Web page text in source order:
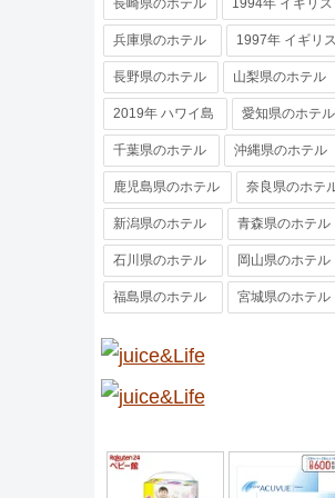
長崎県のホテル 1994年 イギリス
兵庫県のホテル 1997年 イギリス
長野県のホテル 山梨県のホテル
2019年 ハワイ島 愛知県のホテル
千葉県のホテル 沖縄県のホテル
鹿児島県のホテル 奈良県のホテ
新潟県のホテル 青森県のホテル
石川県のホテル 岡山県のホテル
福島県のホテル 宮城県のホテル